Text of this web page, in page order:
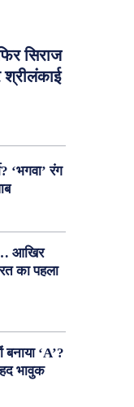
सिराज
‘भगवा’ रंग
आखिर
का पहला
‘A’?
भावुक